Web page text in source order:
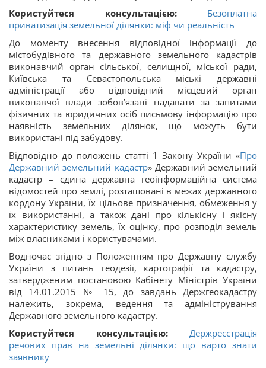
Користуйтеся консультацією:
Безоплатна
приватизація земельної ділянки: міф чи реальність
До моменту внесення відповідної інформації до
містобудівного та державного земельного кадастрів
виконавчий орган сільської, селищної, міської ради,
Київська та Севастопольська міські державні
адміністрації або відповідний місцевий орган
виконавчої влади зобов’язані надавати за запитами
фізичних та юридичних осіб письмову інформацію про
наявність земельних ділянок, що можуть бути
використані під забудову.
Відповідно до положень статті 1 Закону України «Про
Державний земельний кадастр» Державний земельний
кадастр – єдина державна геоінформаційна система
відомостей про землі, розташовані в межах державного
кордону України, їх цільове призначення, обмеження у
їх використанні, а також дані про кількісну і якісну
характеристику земель, їх оцінку, про розподіл земель
між власниками і користувачами.
Водночас згідно з Положенням про Державну службу
України з питань геодезії, картографії та кадастру,
затвердженим постановою Кабінету Міністрів України
від 14.01.2015 № 15, до завдань Держгеокадастру
належить, зокрема, ведення та адміністрування
Державного земельного кадастру.
Користуйтеся консультацією: Держреєстрація
речових прав на земельні ділянки: що варто знати
заявнику